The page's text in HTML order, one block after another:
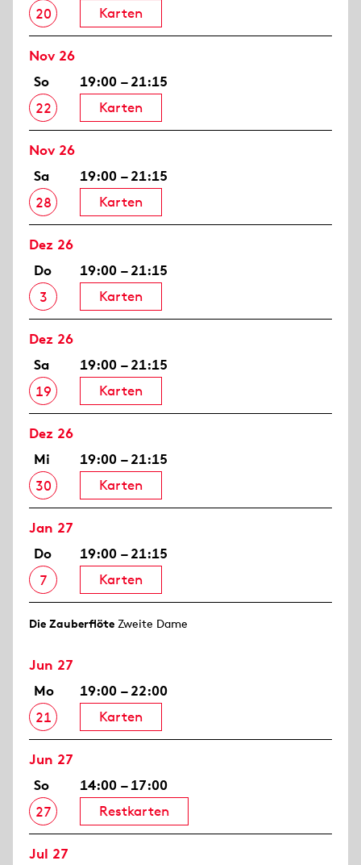
20
Karten
Nov 26
So
22
19:00 – 21:15
Karten
Nov 26
Sa
28
19:00 – 21:15
Karten
Dez 26
Do
3
19:00 – 21:15
Karten
Dez 26
Sa
19
19:00 – 21:15
Karten
Dez 26
Mi
30
19:00 – 21:15
Karten
Jan 27
Do
7
19:00 – 21:15
Karten
Die Zauberflöte Zweite Dame
Jun 27
Mo
21
19:00 – 22:00
Karten
Jun 27
So
27
14:00 – 17:00
Restkarten
Jul 27